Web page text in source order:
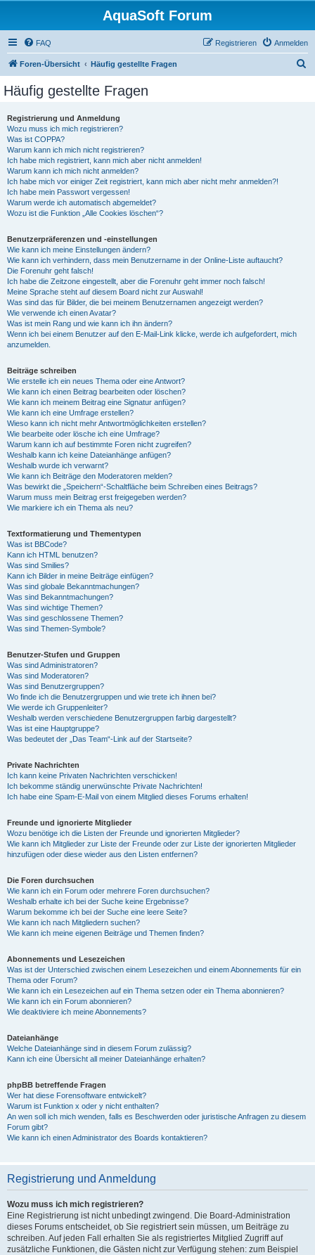
AquaSoft Forum
FAQ Anmelden
Registrieren
Foren-Übersicht Häufig gestellte Fragen
Häufig gestellte Fragen
Registrierung und Anmeldung
Wozu muss ich mich registrieren?
Was ist COPPA?
Warum kann ich mich nicht registrieren?
Ich habe mich registriert, kann mich aber nicht anmelden!
Warum kann ich mich nicht anmelden?
Ich habe mich vor einiger Zeit registriert, kann mich aber nicht mehr anmelden?!
Ich habe mein Passwort vergessen!
Warum werde ich automatisch abgemeldet?
Wozu ist die Funktion „Alle Cookies löschen“?
Benutzerpräferenzen und -einstellungen
Wie kann ich meine Einstellungen ändern?
Wie kann ich verhindern, dass mein Benutzername in der Online-Liste auftaucht?
Die Forenuhr geht falsch!
Ich habe die Zeitzone eingestellt, aber die Forenuhr geht immer noch falsch!
Meine Sprache steht auf diesem Board nicht zur Auswahl!
Was sind das für Bilder, die bei meinem Benutzernamen angezeigt werden?
Wie verwende ich einen Avatar?
Was ist mein Rang und wie kann ich ihn ändern?
Wenn ich bei einem Benutzer auf den E-Mail-Link klicke, werde ich aufgefordert, mich
anzumelden.
Beiträge schreiben
Wie erstelle ich ein neues Thema oder eine Antwort?
Wie kann ich einen Beitrag bearbeiten oder löschen?
Wie kann ich meinem Beitrag eine Signatur anfügen?
Wie kann ich eine Umfrage erstellen?
Wieso kann ich nicht mehr Antwortmöglichkeiten erstellen?
Wie bearbeite oder lösche ich eine Umfrage?
Warum kann ich auf bestimmte Foren nicht zugreifen?
Weshalb kann ich keine Dateianhänge anfügen?
Weshalb wurde ich verwarnt?
Wie kann ich Beiträge den Moderatoren melden?
Was bewirkt die „Speichern“-Schaltfläche beim Schreiben eines Beitrags?
Warum muss mein Beitrag erst freigegeben werden?
Wie markiere ich ein Thema als neu?
Textformatierung und Thementypen
Was ist BBCode?
Kann ich HTML benutzen?
Was sind Smilies?
Kann ich Bilder in meine Beiträge einfügen?
Was sind globale Bekanntmachungen?
Was sind Bekanntmachungen?
Was sind wichtige Themen?
Was sind geschlossene Themen?
Was sind Themen-Symbole?
Benutzer-Stufen und Gruppen
Was sind Administratoren?
Was sind Moderatoren?
Was sind Benutzergruppen?
Wo finde ich die Benutzergruppen und wie trete ich ihnen bei?
Wie werde ich Gruppenleiter?
Weshalb werden verschiedene Benutzergruppen farbig dargestellt?
Was ist eine Hauptgruppe?
Was bedeutet der „Das Team“-Link auf der Startseite?
Private Nachrichten
Ich kann keine Privaten Nachrichten verschicken!
Ich bekomme ständig unerwünschte Private Nachrichten!
Ich habe eine Spam-E-Mail von einem Mitglied dieses Forums erhalten!
Freunde und ignorierte Mitglieder
Wozu benötige ich die Listen der Freunde und ignorierten Mitglieder?
Wie kann ich Mitglieder zur Liste der Freunde oder zur Liste der ignorierten Mitglieder
hinzufügen oder diese wieder aus den Listen entfernen?
Die Foren durchsuchen
Wie kann ich ein Forum oder mehrere Foren durchsuchen?
Weshalb erhalte ich bei der Suche keine Ergebnisse?
Warum bekomme ich bei der Suche eine leere Seite?
Wie kann ich nach Mitgliedern suchen?
Wie kann ich meine eigenen Beiträge und Themen finden?
Abonnements und Lesezeichen
Was ist der Unterschied zwischen einem Lesezeichen und einem Abonnements für ein
Thema oder Forum?
Wie kann ich ein Lesezeichen auf ein Thema setzen oder ein Thema abonnieren?
Wie kann ich ein Forum abonnieren?
Wie deaktiviere ich meine Abonnements?
Dateianhänge
Welche Dateianhänge sind in diesem Forum zulässig?
Kann ich eine Übersicht all meiner Dateianhänge erhalten?
phpBB betreffende Fragen
Wer hat diese Forensoftware entwickelt?
Warum ist Funktion x oder y nicht enthalten?
An wen soll ich mich wenden, falls es Beschwerden oder juristische Anfragen zu diesem
Forum gibt?
Wie kann ich einen Administrator des Boards kontaktieren?
Registrierung und Anmeldung
Wozu muss ich mich registrieren?
Eine Registrierung ist nicht unbedingt zwingend. Die Board-Administration
dieses Forums entscheidet, ob Sie registriert sein müssen, um Beiträge zu
schreiben. Auf jeden Fall erhalten Sie als registriertes Mitglied Zugriff auf
zusätzliche Funktionen, die Gästen nicht zur Verfügung stehen: zum Beispiel